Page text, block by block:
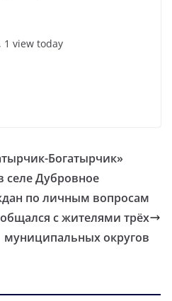
1 view today
Богатырчик»
селе Дубровное
по личным вопросам
с жителями трёх
муниципальных округов